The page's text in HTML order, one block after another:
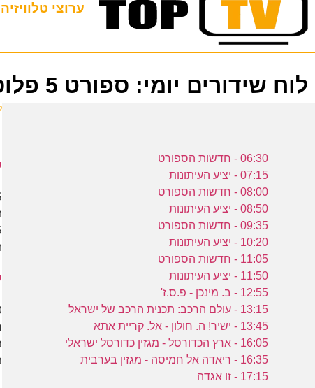
ערוצי טלוויזיה
לוח שידורים יומי: ספורט 5 פלוס 10-03-2023
06:30 - חדשות הספורט
07:15 - יציע העיתונות
08:00 - חדשות הספורט
08:50 - יציע העיתונות
09:35 - חדשות הספורט
10:20 - יציע העיתונות
11:05 - חדשות הספורט
11:50 - יציע העיתונות
12:55 - ב. מינכן - פ.ס.ז'
13:15 - עולם הרכב: תכנית הרכב של ישראל
13:45 - ישיר! ה. חולון - אל. קריית אתא
16:05 - ארץ הכדורסל - מגזין כדורסל ישראלי
16:35 - ריאדה אל חמיסה - מגזין בערבית
17:15 - זו אגדה